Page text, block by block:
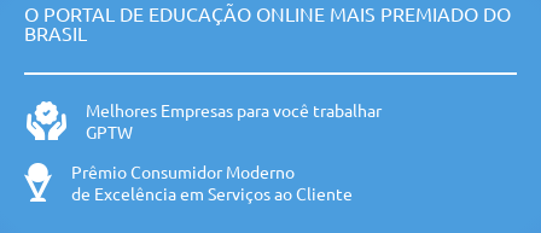
O PORTAL DE EDUCAÇÃO ONLINE MAIS PREMIADO DO
BRASIL
Melhores Empresas para você trabalhar
GPTW
Prêmio Consumidor Moderno
de Excelência em Serviços ao Cliente